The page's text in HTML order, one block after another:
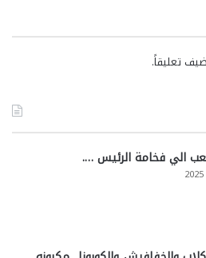
تعليقاً.
الي فخامة الرئيس ….